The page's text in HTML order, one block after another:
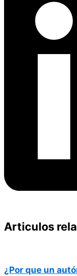
Articulos
¿Por que un